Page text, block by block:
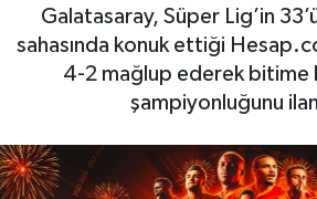
Galatasaray, Süper Lig’in
sahasında konuk ettiği
4-2 mağlup ederek bitime
şampiyonluğunu